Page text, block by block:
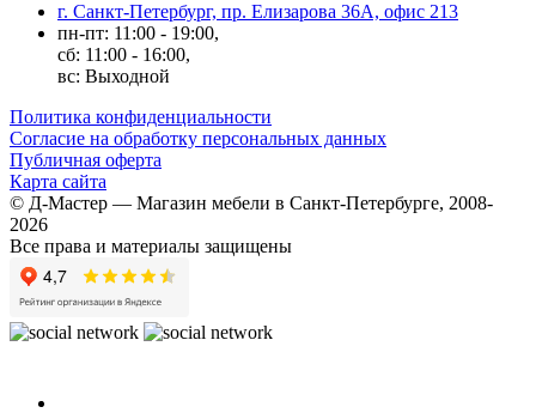
г. Санкт-Петербург, пр. Елизарова 36А, офис 213
пн-пт: 11:00 - 19:00,
сб: 11:00 - 16:00,
вс: Выходной
Политика конфиденциальности
Согласие на обработку персональных данных
Публичная оферта
Карта сайта
© Д-Мастер — Магазин мебели в Санкт-Петербурге, 2008-
2026
Все права и материалы защищены